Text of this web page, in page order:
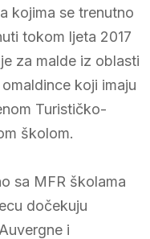
kojima se trenutno
tokom ljeta 2017
za malde iz oblasti
koji imaju
Turističko-
školom.
sa MFR školama
dočekuju
i